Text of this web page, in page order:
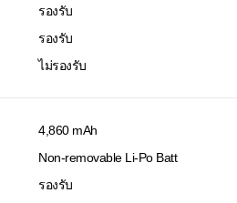
รองรับ
รองรับ
ไม่รองรับ
4,860 mAh
Non-removable Li-Po Batt
รองรับ